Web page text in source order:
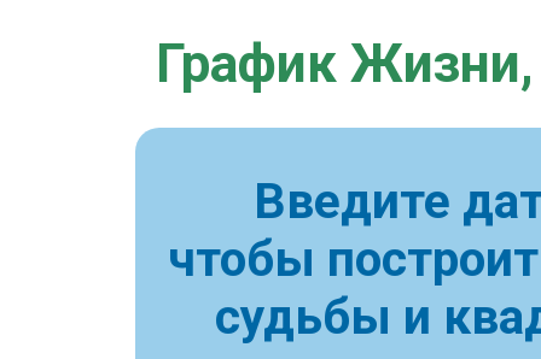
График Жизни,
Введите
чтобы
судьбы и